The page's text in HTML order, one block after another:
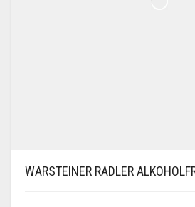
WARSTEINER RADLER